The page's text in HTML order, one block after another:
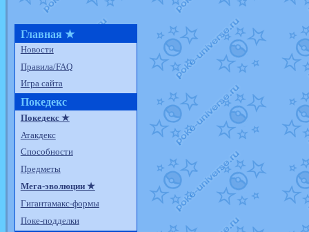
Главная ★
Новости
Правила/FAQ
Игра сайта
Покедекс
Покедекс ★
Атакдекс
Способности
Предметы
Мега-эволюции ★
Гигантамакс-формы
Поке-подделки